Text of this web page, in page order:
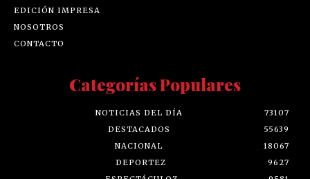
EDICIÓN IMPRESA
NOSOTROS
CONTACTO
Categorías Populares
NOTICIAS DEL DÍA
73107
DESTACADOS
55639
NACIONAL
18067
DEPORTEZ
9627